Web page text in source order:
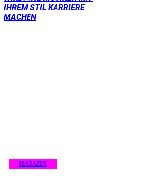
IHREM STIL KARRIERE
MACHEN
MAGAZIN